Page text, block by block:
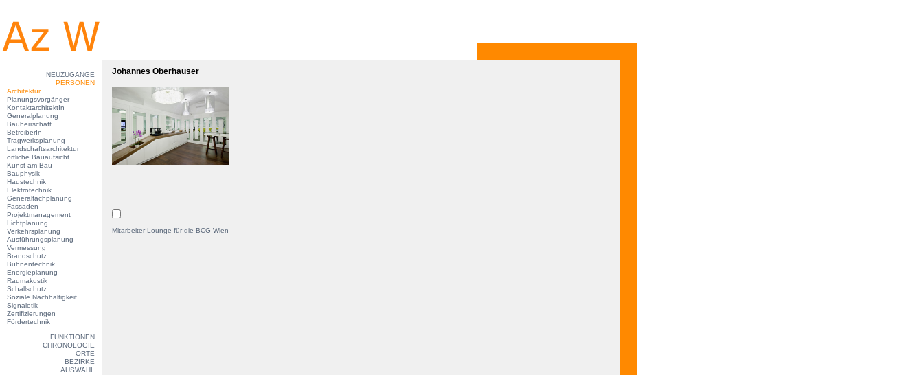
NEUZUGÄNGE
PERSONEN
Architektur
Planungsvorgänger
KontaktarchitektIn
Generalplanung
Bauherrschaft
BetreiberIn
Tragwerksplanung
Landschaftsarchitektur
örtliche Bauaufsicht
Kunst am Bau
Bauphysik
Haustechnik
Elektrotechnik
Generalfachplanung
Fassaden
Projektmanagement
Lichtplanung
Verkehrsplanung
Ausführungsplanung
Vermessung
Brandschutz
Bühnentechnik
Energieplanung
Raumakustik
Schallschutz
Soziale Nachhaltigkeit
Signaletik
Zertifizierungen
Fördertechnik
FUNKTIONEN
CHRONOLOGIE
ORTE
BEZIRKE
AUSWAHL
Johannes Oberhauser
Mitarbeiter-Lounge für die BCG Wien